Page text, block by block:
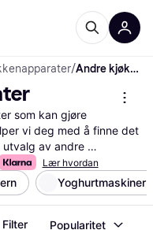
/ Andre kjøkkenapparater
som kan gjøre
vi deg med å finne det
av andre
våre nyttige filtre for
Dette
som passer dine
tilbakemeldinger fra
av hva som fungerer
Lær hvordan
Yoghurtmaskiner
Filter Popularitet